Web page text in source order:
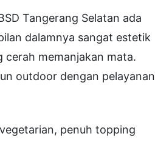
Tangerang Selatan ada
dalamnya sangat estetik
cerah memanjakan mata.
outdoor dengan pelayanan
penuh topping